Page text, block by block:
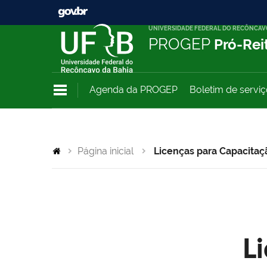
UNIVERSIDADE FEDERAL DO
PROGEP Pró-
Agenda da PROGEP Boletim de
Página inicial Licenças para